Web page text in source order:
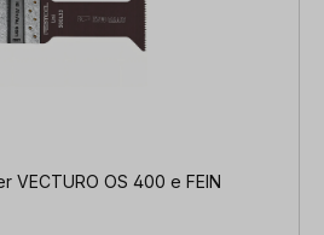
VECTURO OS 400 e FEIN